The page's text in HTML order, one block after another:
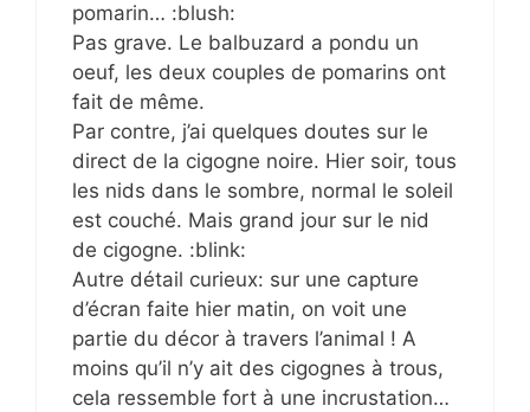
pomarin… :blush:
Pas grave. Le balbuzard a pondu un
oeuf, les deux couples de pomarins ont
fait de même.
Par contre, j’ai quelques doutes sur le
direct de la cigogne noire. Hier soir, tous
les nids dans le sombre, normal le soleil
est couché. Mais grand jour sur le nid
de cigogne. :blink:
Autre détail curieux: sur une capture
d’écran faite hier matin, on voit une
partie du décor à travers l’animal ! A
moins qu’il n’y ait des cigognes à trous,
cela ressemble fort à une incrustation…